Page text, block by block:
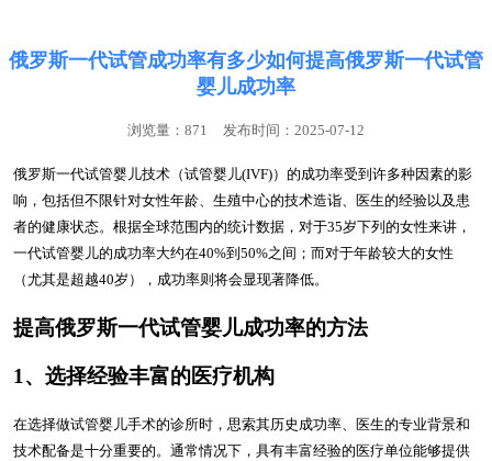
俄罗斯一代试管成功率有多少如何提高俄罗斯一代试管
婴儿成功率
浏览量：871 发布时间：2025-07-12
俄罗斯一代试管婴儿技术（试管婴儿(IVF)）的成功率受到许多种因素的影
响，包括但不限针对女性年龄、生殖中心的技术造诣、医生的经验以及患
者的健康状态。根据全球范围内的统计数据，对于35岁下列的女性来讲，
一代试管婴儿的成功率大约在40%到50%之间；而对于年龄较大的女性
（尤其是超越40岁），成功率则将会显现著降低。
提高俄罗斯一代试管婴儿成功率的方法
1、选择经验丰富的医疗机构
在选择做试管婴儿手术的诊所时，思索其历史成功率、医生的专业背景和
技术配备是十分重要的。通常情况下，具有丰富经验的医疗单位能够提供